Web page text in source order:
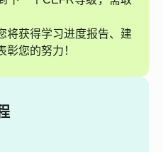
将获得学习进度报告、建
彰您的努力！